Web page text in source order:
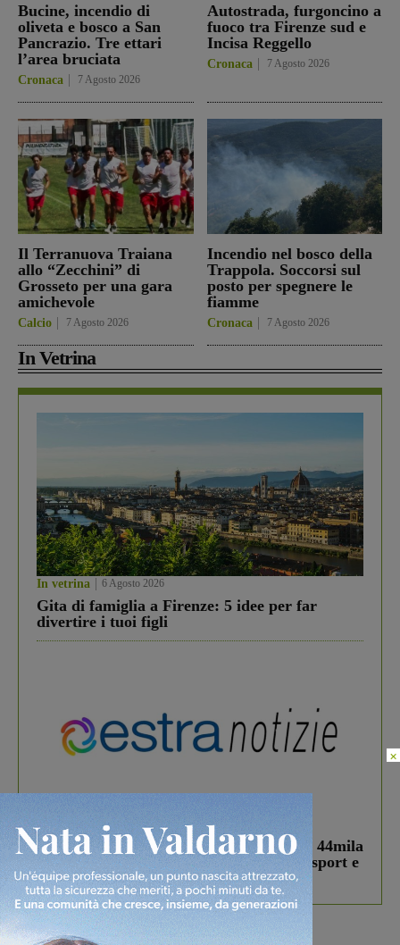
Bucine, incendio di
oliveta e bosco a San
Pancrazio. Tre ettari
l’area bruciata
Cronaca 7 Agosto 2026
Autostrada, furgoncino a
fuoco tra Firenze sud e
Incisa Reggello
Cronaca 7 Agosto 2026
Il Terranuova Traiana
allo “Zecchini” di
Grosseto per una gara
amichevole
Calcio 7 Agosto 2026
Incendio nel bosco della
Trappola. Soccorsi sul
posto per spegnere le
fiamme
Cronaca 7 Agosto 2026
In Vetrina
In vetrina 6 Agosto 2026
Gita di famiglia a Firenze: 5 idee per far
divertire i tuoi figli
In vetrina 3 Agosto 2026
Estra Notizie agosto: Smart Cities, oltre 44mila
studenti coinvolti, torna il bando per lo sport e
debutta il podcast Estrair
×